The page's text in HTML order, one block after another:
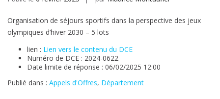
Organisation de séjours sportifs dans la perspective des jeux
olympiques d’hiver 2030 – 5 lots
lien : Lien vers le contenu du DCE
Numéro de DCE : 2024-0622
Date limite de réponse : 06/02/2025 12:00
Publié dans : Appels d'Offres, Département